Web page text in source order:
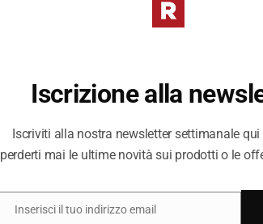
Iscrizione alla
Iscriviti alla nostra newsletter settimanale qui
perderti mai le ultime novità sui prodotti o le
EMAIL
Inserisci il tuo indirizzo email